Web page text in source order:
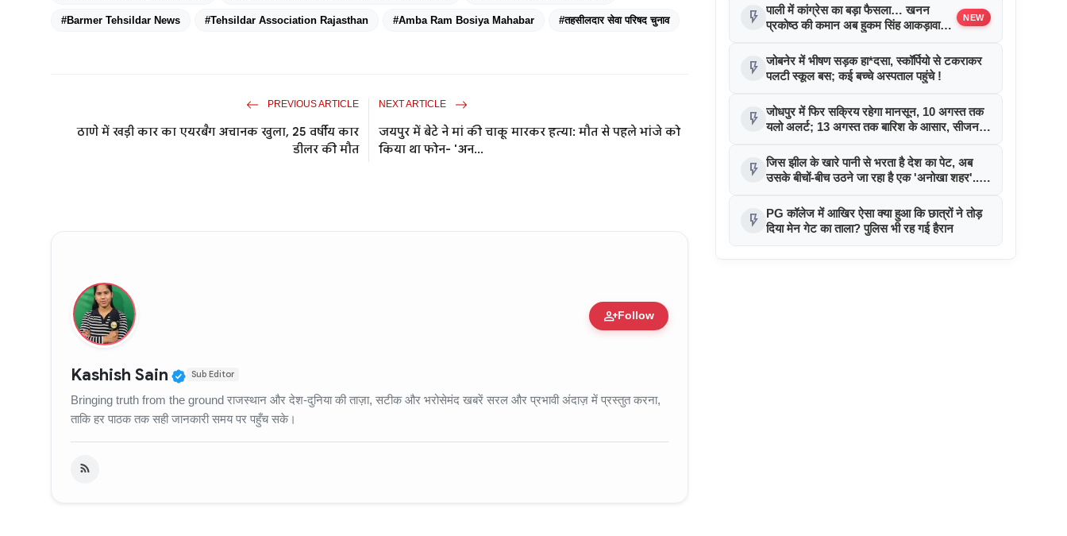
#Barmer Tehsildar News #Tehsildar Association Rajasthan #Amba Ram Bosiya Mahabar #तहसीलदार सेवा परिषद चुनाव
PREVIOUS ARTICLE
ठाणे में खड़ी कार का एयरबैग अचानक खुला, 25 वर्षीय कार
डीलर की मौत
NEXT ARTICLE
जयपुर में बेटे ने मां की चाकू मारकर हत्या: मौत से पहले भांजे को
किया था फोन- 'अन...
person_addFollow
Kashish Sain Verified Public Figure • 11 Jun, 2026
Sub Editor
Bringing truth from the ground राजस्थान और देश-दुनिया की ताज़ा, सटीक और भरोसेमंद खबरें सरल और प्रभावी अंदाज़ में प्रस्तुत करना,
ताकि हर पाठक तक सही जानकारी समय पर पहुँच सके।
flash_on पाली में कांग्रेस का बड़ा फैसला… खनन
प्रकोष्ठ की कमान अब हुकम सिंह आकड़ावास
NEW
flash_on जोबनेर में भीषण सड़क हा*दसा, स्कॉर्पियो से टकराकर
पलटी स्कूल बस; कई बच्चे अस्पताल पहुंचे !
flash_on जोधपुर में फिर सक्रिय रहेगा मानसून, 10 अगस्त तक
यलो अलर्ट; 13 अगस्त तक बारिश के आसार, सीजन में
flash_on जिस झील के खारे पानी से भरता है देश का पेट, अब
उसके बीचों-बीच उठने जा रहा है एक 'अनोखा शहर'...
flash_on
PG कॉलेज में आखिर ऐसा क्या हुआ कि छात्रों ने तोड़
दिया मेन गेट का ताला? पुलिस भी रह गई हैरान